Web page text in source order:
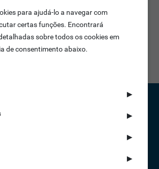
segurança
419 permite uma picagem de ponto
reconhecer qualquer palma da
| SUL 210 131 427
para ajudá-lo a navegar com
certas funções. Encontrará
sobre todos os cookies em
de consentimento abaixo.
▶
▶
▶
▶